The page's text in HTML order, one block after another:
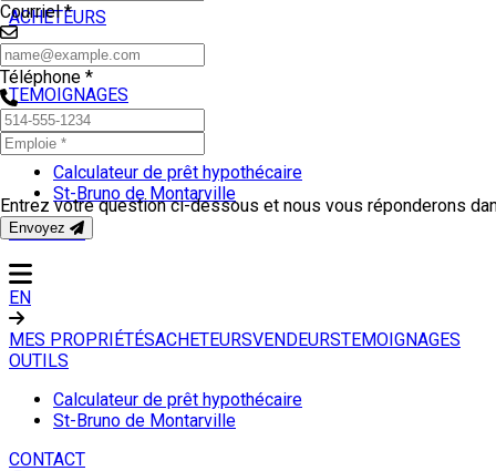
ACHETEURS
VENDEURS
TEMOIGNAGES
OUTILS
Calculateur de prêt hypothécaire
St-Bruno de Montarville
CONTACT
EN
MES PROPRIÉTÉSACHETEURSVENDEURSTEMOIGNAGES
OUTILS
Calculateur de prêt hypothécaire
St-Bruno de Montarville
CONTACT
Courriel *
Téléphone *
Entrez votre question ci-dessous et nous vous réponderons
Envoyez